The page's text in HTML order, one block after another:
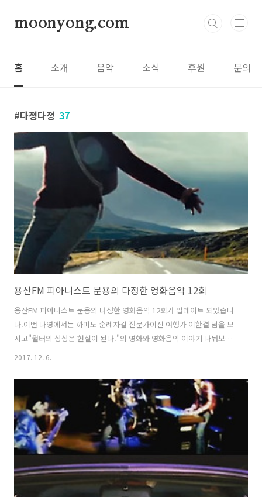
moonyong.com
홈 소개 음악 소식 후원 문의
다정다정 37
용산FM 피아니스트 문용의 다정한 영화음악 12회
용산FM 피아니스트 문용의 다정한 영화음악 12회가 업데이트 되었습니
다.이번 다영에서는 까미노 순례자길 전문가이신 여행가 이한결 님을 모
시고"월터의 상상은 현실이 된다."의 영화와 영화음악 이야기 나눠보았
습니다. 다정한 영화음악 12회 녹음은 문타라스튜디오에서 이뤄졌습니
바랍니다.댓글과 좋아요는 많은 힘이 됩니다 :) 팟티:
https://www.podty.me/episode/14229922팟빵:
http://www.podbbang.com/ch/7604?e=22474835
2017. 12. 6.